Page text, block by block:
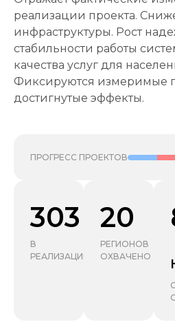
реализации проекта.
инфраструктуры. Рост
стабильности работы
качества услуг для
Фиксируются измеримые
достигнутые эффекты.
ПРОГРЕСС ПРОЕКТОВ
303
В
РЕАЛИЗАЦИИ
20
РЕГИОНОВ
ОХВАЧЕНО